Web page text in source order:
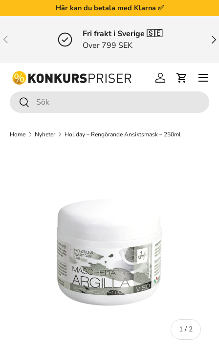
Gå till innehållet
Här kan du betala med Klarna ✅
Tidigare
Fri frakt i Sverige 🇸🇪
Over 799 SEK
Sök
Sök
Logga inVarukorg
Menu
Home Nyheter Holiday – Rengörande Ansiktsmask – 250ml
1 / av
2